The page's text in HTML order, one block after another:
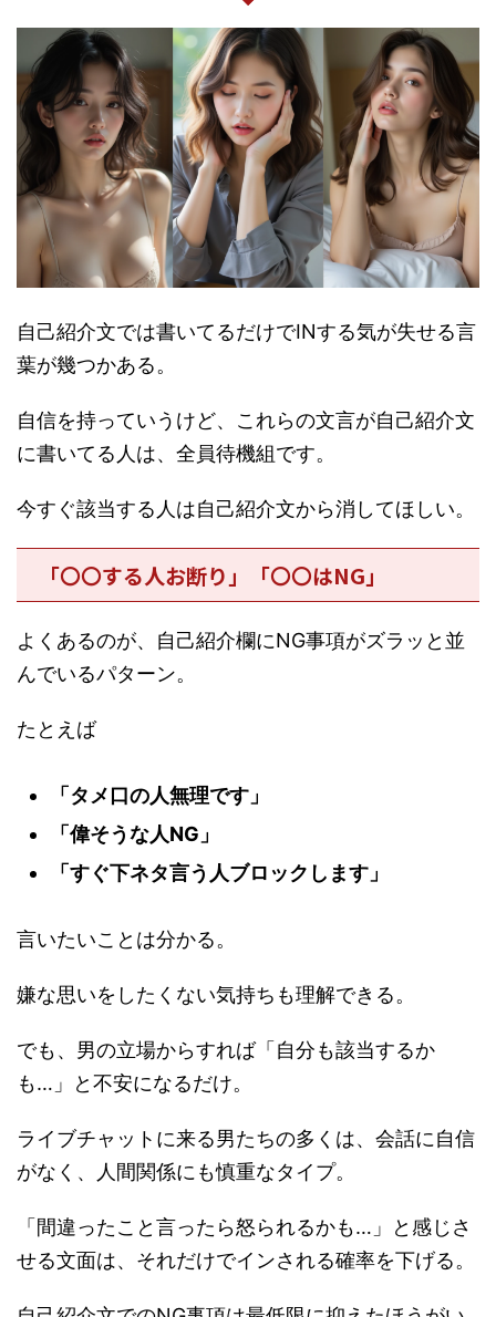
自己紹介文では書いてるだけでINする気が失せる言
葉が幾つかある。
自信を持っていうけど、これらの文言が自己紹介文
に書いてる人は、全員待機組です。
今すぐ該当する人は自己紹介文から消してほしい。
「〇〇する人お断り」「〇〇はNG」
よくあるのが、自己紹介欄にNG事項がズラッと並
んでいるパターン。
たとえば
「タメ口の人無理です」
「偉そうな人NG」
「すぐ下ネタ言う人ブロックします」
言いたいことは分かる。
嫌な思いをしたくない気持ちも理解できる。
でも、 男の立場からすれば「自分も該当するか
も…」と不安になるだけ。
ライブチャットに来る男たちの多くは、会話に自信
がなく、人間関係にも慎重なタイプ。
「間違ったこと言ったら怒られるかも…」と感じさ
せる文面は、それだけでインされる確率を下げる。